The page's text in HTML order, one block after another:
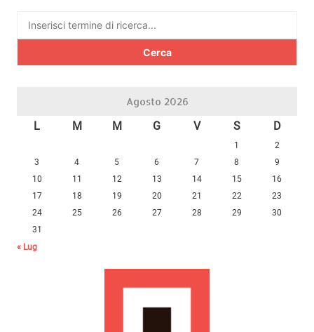
Ricerca
Agosto 2026
L M M G V S D
1
2
3
4 5 6 7 8
9
10
11 12 13 14 15
16
17
18 19 20 21 22
23
24
25 26 27 28 29
30
31
« Lug